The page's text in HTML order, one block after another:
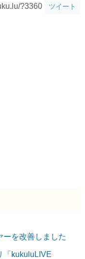
?3360 ツイート
ーを改善しました
「kukuluLIVE